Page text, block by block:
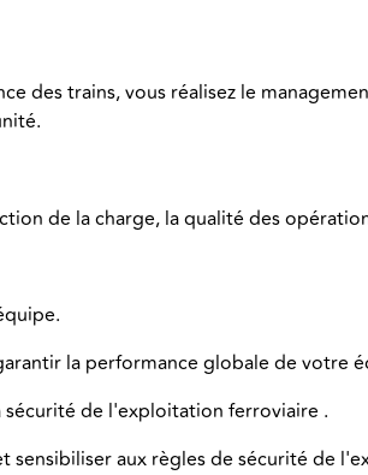
des trains, vous réalisez le
de la charge, la qualité des
la performance globale de votre
de l'exploitation ferroviaire .
sensibiliser aux règles de sécurité de